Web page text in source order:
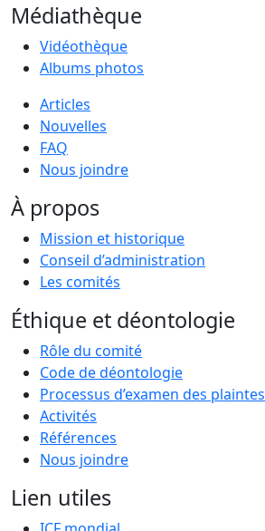
Médiathèque
Vidéothèque
Albums photos
Articles
Nouvelles
FAQ
Nous joindre
À propos
Mission et historique
Conseil d’administration
Les comités
Éthique et déontologie
Rôle du comité
Code de déontologie
Processus d’examen des plaintes
Activités
Références
Nous joindre
Lien utiles